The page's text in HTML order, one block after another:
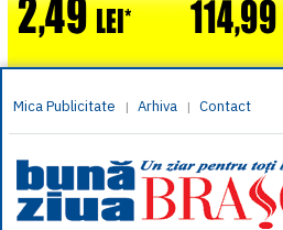
Mica Publicitate | Arhiva | Contact